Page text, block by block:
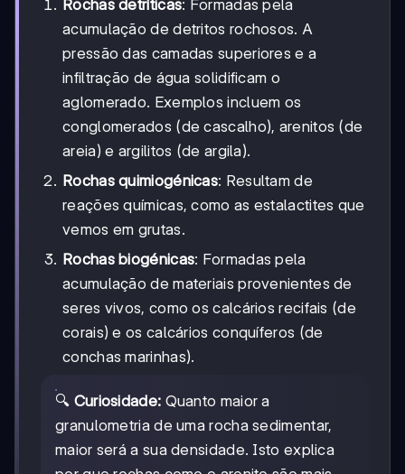
Rochas detríticas: Formadas pela
acumulação de detritos rochosos. A
pressão das camadas superiores e a
infiltração de água solidificam o
aglomerado. Exemplos incluem os
conglomerados (de cascalho), arenitos (de
areia) e argilitos (de argila).
Rochas quimiogénicas: Resultam de
reações químicas, como as estalactites que
vemos em grutas.
Rochas biogénicas: Formadas pela
acumulação de materiais provenientes de
seres vivos, como os calcários recifais (de
corais) e os calcários conquíferos (de
conchas marinhas).
🔍 Curiosidade: Quanto maior a
granulometria de uma rocha sedimentar,
maior será a sua densidade. Isto explica